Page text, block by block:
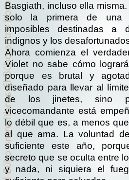
Basgiath, incluso ella
solo la primera de una
imposibles destinadas a
indignos y los
Ahora comienza el
Violet no sabe cómo
porque es brutal y
diseñado para llevar al
de los jinetes, sino
vicecomandante está
lo débil que es, a menos
al que ama. La voluntad
suficiente este año,
secreto que se oculta entre
y nada, ni siquiera el